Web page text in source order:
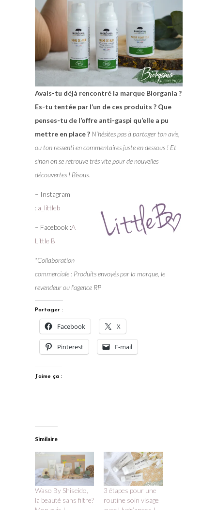
Avais-tu déjà rencontré la marque Biorgania ?
Es-tu tentée par l’un de ces produits ? Que
penses-tu de l’offre anti-gaspi qu’elle a pu
mettre en place ? N’hésites pas à partager ton avis,
ou ton ressenti en commentaires juste en dessous ! Et
sinon on se retrouve très vite pour de nouvelles
découvertes ! Bisous.
– Instagram
: a_littleb
– Facebook :A
Little B
*Collaboration
commerciale : Produits envoyés par la marque, le
revendeur ou l’agence RP
Partager :
Facebook X
Pinterest E-mail
J’aime ça :
Similaire
Waso By Shiseido,
la beauté sans filtre?
3 étapes pour une
routine soin visage